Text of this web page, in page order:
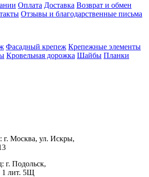
Оплата Доставка Возврат и обмен
Отзывы и благодарственные письма
Фасадный крепеж Крепежные элементы
Кровельная дорожка Шайбы Планки
г. Москва, ул. Искры,
г. Подольск,
1 лит. 5Щ